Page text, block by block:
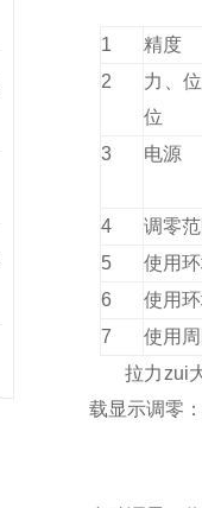
1 精度
2
力、
位
3 电源
4
调零范
5
使用
6
使用
7
使用
拉力zui
载显示调零：